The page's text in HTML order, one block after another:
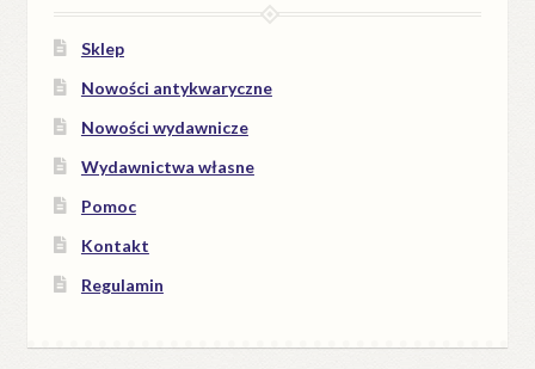
Sklep
Nowości antykwaryczne
Nowości wydawnicze
Wydawnictwa własne
Pomoc
Kontakt
Regulamin